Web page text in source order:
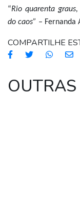
“Rio quarenta
do caos” – Fernanda
COMPARTILHE